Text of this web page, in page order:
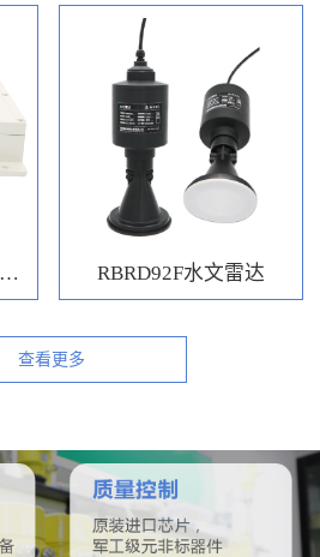
RBRD90 80GHZ调频毫米波水位计 RBRD92F水文雷达
查看更多